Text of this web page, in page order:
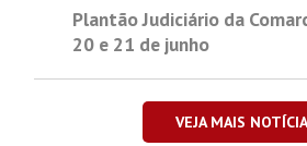
Plantão Judiciário da
20 e 21 de junho
VEJA MAIS